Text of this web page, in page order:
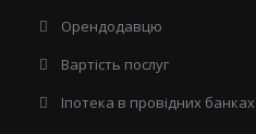
Орендодавцю
Вартість послуг
Іпотека в провідних банках